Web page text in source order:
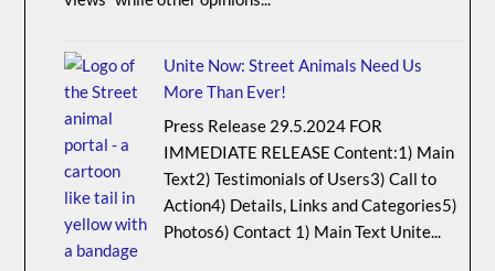
Unite Now: Street Animals Need Us
More Than Ever!
Press Release 29.5.2024 FOR
IMMEDIATE RELEASE Content:1) Main
Text2) Testimonials of Users3) Call to
Action4) Details, Links and Categories5)
Photos6) Contact 1) Main Text Unite...